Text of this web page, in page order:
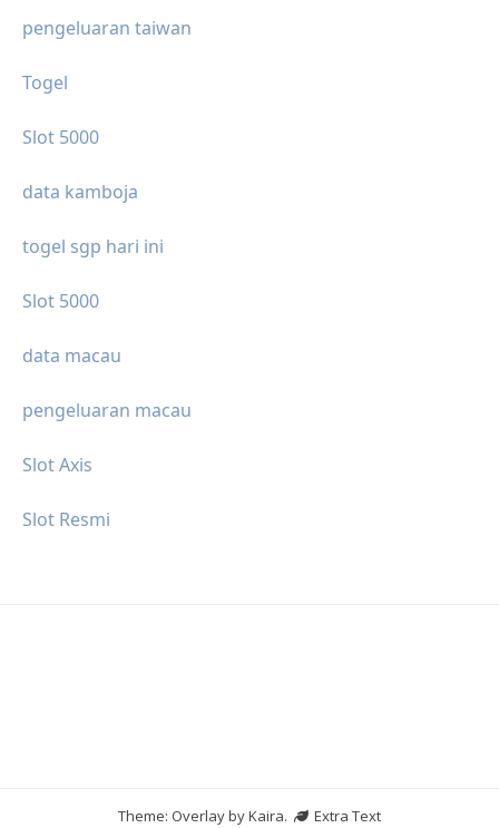
pengeluaran taiwan
Togel
Slot 5000
data kamboja
togel sgp hari ini
Slot 5000
data macau
pengeluaran macau
Slot Axis
Slot Resmi
Theme: Overlay byKaira.
Extra Text